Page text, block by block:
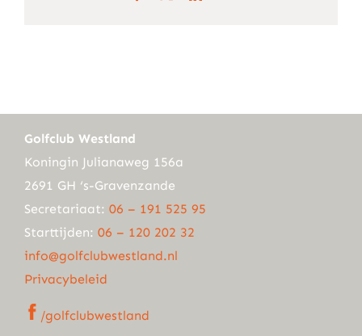
Golfclub Westland
Koningin Julianaweg 156a
2691 GH ‘s-Gravenzande
Secretariaat: 06 – 191 525 95
Starttijden: 06 – 120 202 32
info@golfclubwestland.nl
Privacybeleid
/golfclubwestland